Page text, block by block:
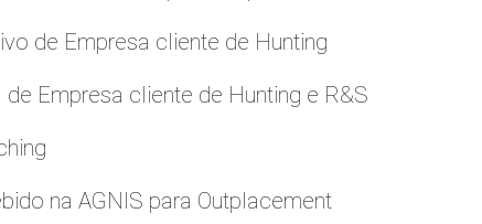
de Empresa cliente de Hunting
Empresa cliente de Hunting e R&S
na AGNIS para Outplacement